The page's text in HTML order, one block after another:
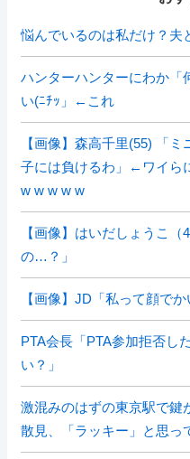
悩んでいるのは私だけ？夫
ハンターハンターにわか「
い(ﾆﾁｯ」←これ
【画像】森高千里(55) 「
子には負けるわ」←ワイら
w w w w w
【画像】はいだしょうこ
の…？」
【画像】JD「私って顔でか
PTA会長「PTA参加拒否し
い？」
激混みのはずの東京駅で鍵
散見、「ラッキー」と思